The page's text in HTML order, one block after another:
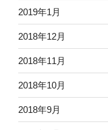
2019年1月
2018年12月
2018年11月
2018年10月
2018年9月